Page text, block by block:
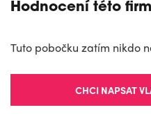
Hodnocení této
Tuto pobočku zatím nikdo
CHCI NAPSAT